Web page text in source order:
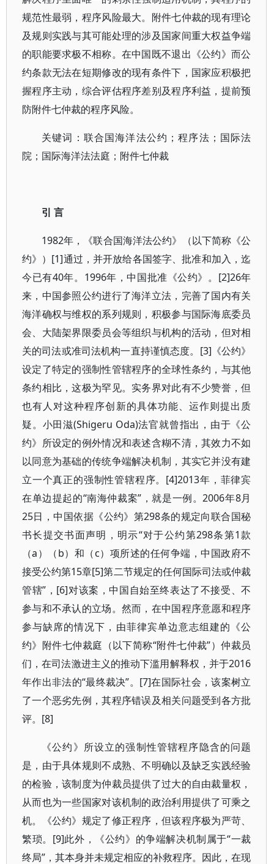
规范性最弱，程序风险最大。附件七仲裁的现有理论
及规则实践与其可能处理的涉及国家间重大权益争端
的职能要求极不相称。在中国既不退出《公约》而公
约条款无法在短期修改的现有条件下，国家应积极把
握程序主动，综合评估程序差别及程序利益，提前预
防附件七仲裁的程序风险。
关键词：联合国海洋法公约；程序法；国际法
院；国际海洋法法庭；附件七仲裁
引 言
1982年，《联合国海洋法公约》（以下简称《公
约》）[1]通过，并开放给各国签字、批准和加入，迄
今已有40年。1996年，中国批准《公约》。[2]26年
来，中国参照公约进行了海洋立法，完善了国内有关
海洋确权与维权的系列规则，积极参与国际海底委员
会、大陆架界限委员会等组织与机构的活动，但对相
关的司法或准司法机构一直持谨慎态度。[3]《公约》
设定了特定的强制性管辖程序的全球性条约，与其他
条约相比，这极为罕见。实务界对此有不少赞誉，但
也有人对这种程序创新的具体功能、运作则提出质
疑。小田滋(Shigeru Oda)法官就曾指出，由于《公
约》所设定的例外情况和表述含糊不清，其效力不如
以同意为基础的传统争端解决机制，其实它并没有建
立一个真正的强制性管辖程序。[4]2013年，菲律宾
在单边提起的“南海仲裁案”，就是一例。2006年8月
25日，中国依据《公约》第298条的规定向联合国秘
书长提交书面声明，明示“对于公约第298条第1款
（a）（b）和（c）项所述的任何争端，中国政府不
接受公约第15章[5]第二节规定的任何国际司法或仲裁
管辖”，[6]对该案，中国自始至终表达了不接受、不
参与和不承认的立场。然而，在中国程序意愿和程序
参与缺席的情况下，由菲律宾单边意志组建的《公
约》附件七仲裁庭（以下简称“附件七仲裁”）仲裁员
们，在司法激进主义的推动下滥用解释权，并于2016
年作出非法的“最终裁决”。[7]在国际社会，该案树立
了一个恶劣先例，其程序错误及相关问题受到各方批
评。[8]
《公约》所设立的强制性管辖程序隐含的问题
是，由于具体规则不成熟、不明确以及缺乏实践经验
的检验，该制度为仲裁员提供了过大的自由裁量权，
从而也为一些国家对该机制的政治利用提供了可乘之
机。《公约》规定了修正程序，但该程序极为严苛、
繁琐。[9]此外，《公约》的争端解决机制属于“一裁
终局”，其本身并未规定相应的补救程序。因此，在现